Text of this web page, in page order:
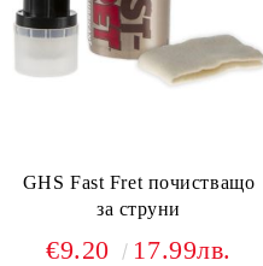
GHS Fast Fret почистващо
за струни
€9.20 17.99лв.